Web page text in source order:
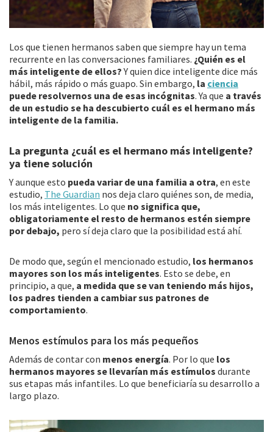
Los que tienen hermanos saben que siempre hay un tema
recurrente en las conversaciones familiares. ¿Quién es el
más inteligente de ellos?Y quien dice inteligente dice más
hábil, más rápido o más guapo. Sin embargo, la ciencia
puede resolvernos una de esas incógnitas. Ya que a través
de un estudio se ha descubierto cuál es el hermano más
inteligente de la familia.
La pregunta ¿cuál es el hermano más inteligente?
ya tiene solución
Y aunque esto pueda variar de una familia a otra, en este
estudio, The Guardian nos deja claro quiénes son, de media,
los más inteligentes. Lo que no significa que,
obligatoriamente el resto de hermanos estén siempre
por debajo, pero sí deja claro que la posibilidad está ahí.
De modo que, según el mencionado estudio, los hermanos
mayores son los más inteligentes. Esto se debe, en
principio, a que, a medida que se van teniendo más hijos,
los padres tienden a cambiar sus patrones de
comportamiento.
Menos estímulos para los más pequeños
Además de contar con menos energía. Por lo que los
hermanos mayores se llevarían más estímulos durante
sus etapas más infantiles. Lo que beneficiaría su desarrollo a
largo plazo.